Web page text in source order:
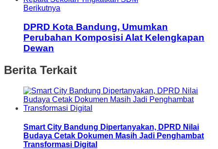
Berikutnya
DPRD Kota Bandung, Umumkan
Perubahan Komposisi Alat Kelengkapan
Dewan
Berita Terkait
Smart City Bandung Dipertanyakan, DPRD Nilai
Budaya Cetak Dokumen Masih Jadi Penghambat
Transformasi Digital